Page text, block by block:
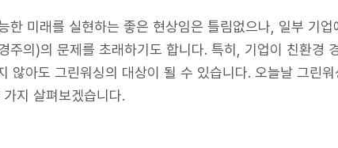
한 미래를 실현하는 좋은 현상임은 틀림없으나, 일부 기
의)의 문제를 초래하기도 합니다. 특히, 기업이 친환경
않아도 그린워싱의 대상이 될 수 있습니다. 오늘날 그린워
지 살펴보겠습니다.